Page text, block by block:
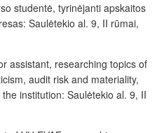
studentė, tyrinėjanti apskaitos
Saulėtekio al. 9, II rūmai,
assistant, researching topics of
audit risk and materiality,
institution: Saulėtekio al. 9, II